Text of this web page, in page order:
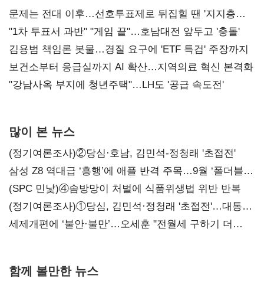
문제는 전대 이후…선호투표제로 뒤집힐 땐 '지지층
불복'
"1차 투표서 과반" "게임 끝"…호남대전 앞두고 '충돌'
김용범 책임론 봇물…경질 요구에 'ETF 특검' 주장까지
보건소부터 응급실까지 AI 확산…지역의료 혁신 본격화
"강남사옥 부지에 청년주택"…LH도 '공급 속도전'
많이 본 뉴스
(정기여론조사)②당심·호남, 김민석-정청래 '초접전'
삼성 Z8 역대급 ‘흥행’에 애플 반격 주목…9월 ‘폴더블
대전’
(SPC 민낯)④솜방망이 처벌에 식품위생법 위반 반복
(정기여론조사)①당심, 김민석·정청래 '초접전'…대통령
지지도 '50% 아래로'(종합)
세제개편에 ‘불안·불만’…오세훈 "전월세 구하기 더
함께 볼만한 뉴스